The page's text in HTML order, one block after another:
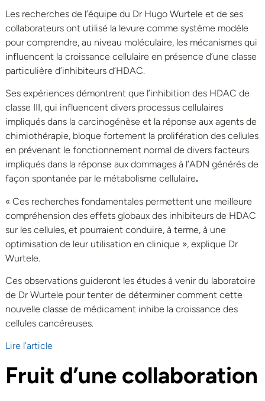
Les recherches de l’équipe du Dr Hugo Wurtele et de ses
collaborateurs ont utilisé la levure comme système modèle
pour comprendre, au niveau moléculaire, les mécanismes qui
influencent la croissance cellulaire en présence d’une classe
particulière d’inhibiteurs d’HDAC.
Ses expériences démontrent que l’inhibition des HDAC de
classe III, qui influencent divers processus cellulaires
impliqués dans la carcinogénèse et la réponse aux agents de
chimiothérapie, bloque fortement la prolifération des cellules
en prévenant le fonctionnement normal de divers facteurs
impliqués dans la réponse aux dommages à l’ADN générés de
façon spontanée par le métabolisme cellulaire.
« Ces recherches fondamentales permettent une meilleure
compréhension des effets globaux des inhibiteurs de HDAC
sur les cellules, et pourraient conduire, à terme, à une
optimisation de leur utilisation en clinique », explique Dr
Wurtele.
Ces observations guideront les études à venir du laboratoire
de Dr Wurtele pour tenter de déterminer comment cette
nouvelle classe de médicament inhibe la croissance des
cellules cancéreuses.
Lire l’article
Fruit d’une collaboration